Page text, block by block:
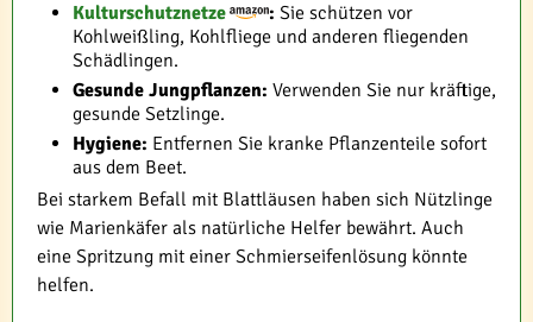
Kulturschutznetze
: Sie schützen vor
Kohlweißling, Kohlfliege und anderen fliegenden
Schädlingen.
Gesunde Jungpflanzen: Verwenden Sie nur kräftige,
gesunde Setzlinge.
Hygiene: Entfernen Sie kranke Pflanzenteile sofort
aus dem Beet.
Bei starkem Befall mit Blattläusen haben sich Nützlinge
wie Marienkäfer als natürliche Helfer bewährt. Auch
eine Spritzung mit einer Schmierseifenlösung könnte
helfen.